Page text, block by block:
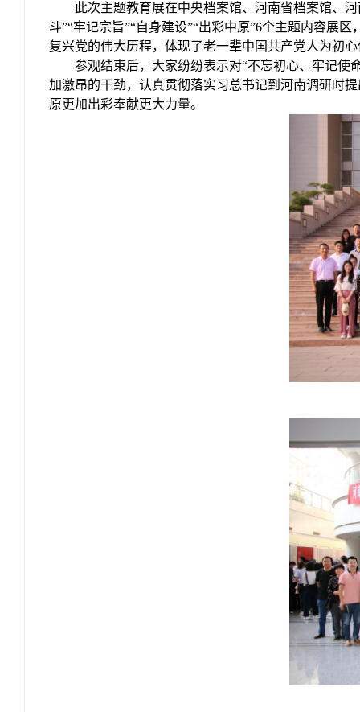
此次主题教育展在中央档案馆、河南省档案馆、
斗”“牢记宗旨”“自身建设”“出彩中原”6个主题内容展区
复兴党的伟大历程，体现了老一辈中国共产党人为初
参观结束后，大家纷纷表示对“不忘初心、牢记使
加激昂的干劲，认真贯彻落实习总书记到河南调研时
原更加出彩奉献更大力量。